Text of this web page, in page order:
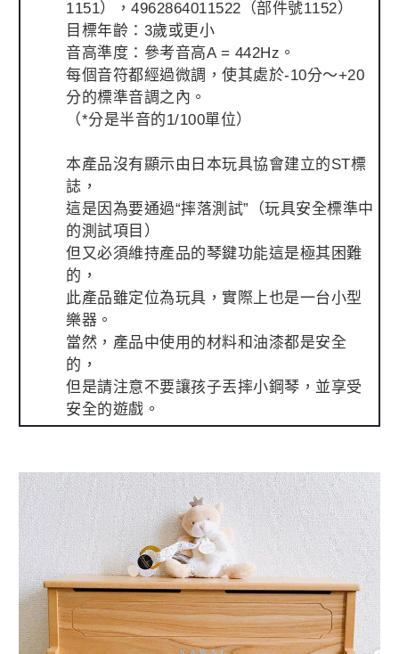
1151），4962864011522（部件號1152）
目標年齡：3歲或更小
音高準度：參考音高A = 442Hz。
每個音符都經過微調，使其處於-10分～+20
分的標準音調之內。
（*分是半音的1/100單位）
本產品沒有顯示由日本玩具協會建立的ST標
誌，
這是因為要通過“摔落測試”（玩具安全標準中
的測試項目）
但又必須維持產品的琴鍵功能這是極其困難
的，
此產品雖定位為玩具，實際上也是一台小型
樂器。
當然，產品中使用的材料和油漆都是安全
的，
但是請注意不要讓孩子丟摔小鋼琴，並享受
安全的遊戲。